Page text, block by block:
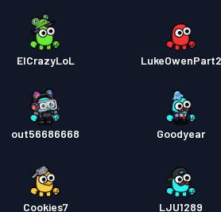
ElCrazyLoL LukeOwenPart2
out56686668 Goodyear
Cookies7 LJU1289